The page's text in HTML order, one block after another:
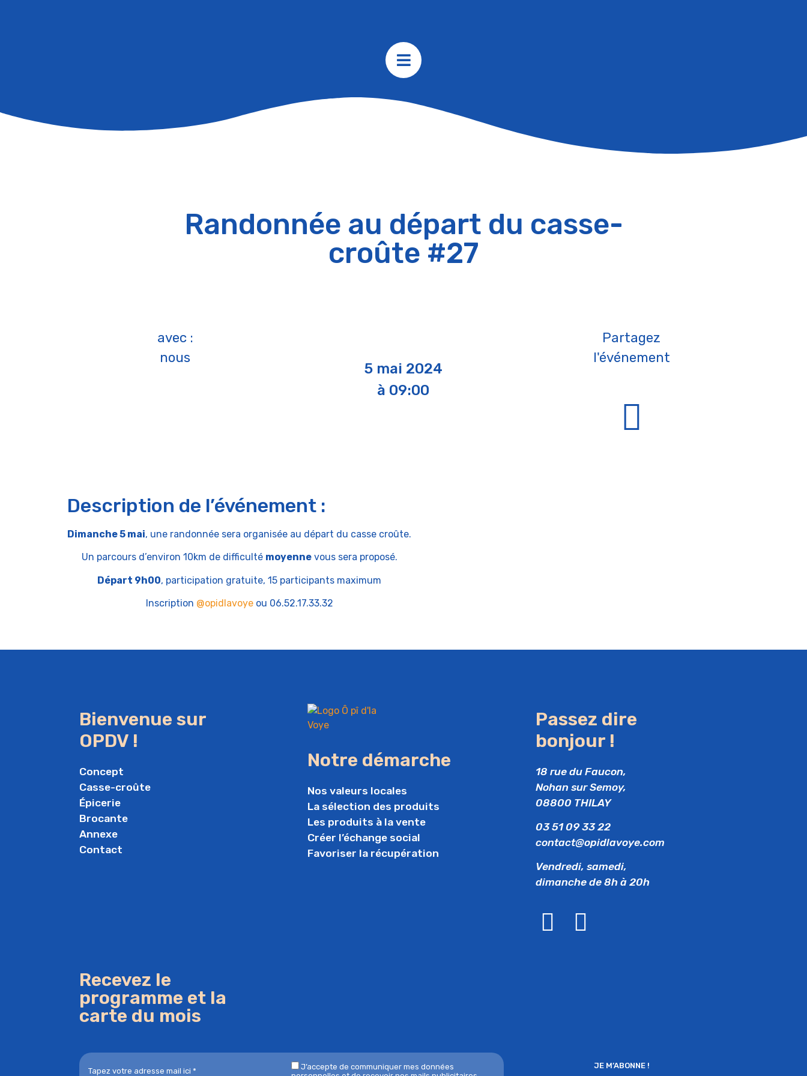
Randonnée au départ du casse-
croûte #27
avec :
nous
5 mai 2024
à 09:00
Partagez
l'événement
Description de l’événement :
Dimanche 5 mai, une randonnée sera organisée au départ du casse croûte.
Un parcours d’environ 10km de difficulté moyennevous sera proposé.
Départ 9h00, participation gratuite, 15 participants maximum
Inscription @opidlavoyeou 06.52.17.33.32
Bienvenue sur
OPDV !
Concept
Casse-croûte
Épicerie
Brocante
Annexe
Contact
Notre démarche
Nos valeurs locales
La sélection des produits
Les produits à la vente
Créer l’échange social
Favoriser la récupération
Passez dire
bonjour !
18 rue du Faucon,
Nohan sur Semoy,
08800 THILAY
03 51 09 33 22
contact@opidlavoye.com
Vendredi, samedi,
dimanche de 8h à 20h
Recevez le
programme et la
carte du mois
J’accepte de communiquer mes données